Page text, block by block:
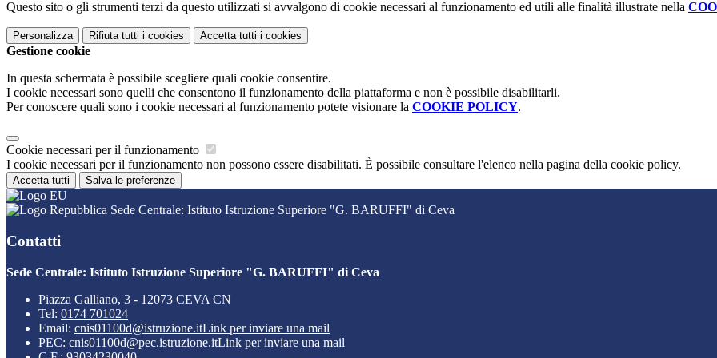
Questo sito o gli strumenti terzi da questo utilizzati si avvalgono di cookie necessari al funzionamento ed utili alle finalità illustrate nella
Personalizza Rifiuta tutti i cookies Accetta tutti i cookies
Gestione cookie
In questa schermata è possibile scegliere quali cookie consentire.
I cookie necessari sono quelli che consentono il funzionamento della piattaforma e non è possibile disabilitarli.
Per conoscere quali sono i cookie necessari al funzionamento potete visionare la COOKIE POLICY.
Cookie necessari per il funzionamento
I cookie necessari per il funzionamento non possono essere disabilitati. È possibile consultare l'elenco nella pagina della cookie policy.
Accetta tutti Salva le preferenze
Sede Centrale: Istituto Istruzione Superiore "G. BARUFFI" di Ceva
Contatti
Sede Centrale: Istituto Istruzione Superiore "G. BARUFFI" di Ceva
Piazza Galliano, 3 - 12073 CEVA CN
Tel: 0174 701024
Email: cnis01100d@istruzione.itLink per inviare una mail
PEC: cnis01100d@pec.istruzione.itLink per inviare una mail